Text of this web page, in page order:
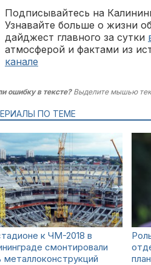
Подписывайтесь на
Узнавайте больше о жизни
дайджест главного за сутки
атмосферой и фактами из
канале
ошибку в тексте?Выделите мышью
ПО ТЕМЕ
к ЧМ-2018 в
смонтировали
металлоконструкций